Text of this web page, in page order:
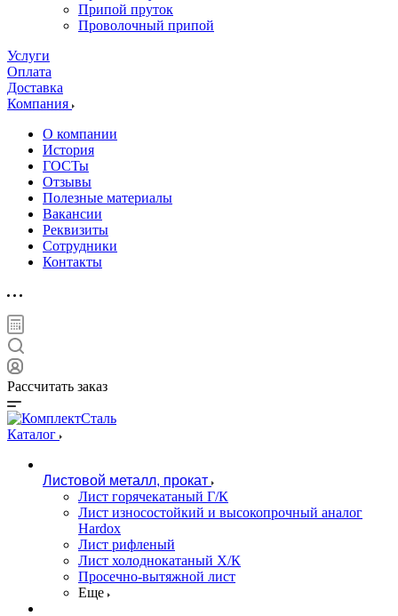
Припой пруток
Проволочный припой
Услуги
Оплата
Доставка
Компания
О компании
История
ГОСТы
Отзывы
Полезные материалы
Вакансии
Реквизиты
Сотрудники
Контакты
Рассчитать заказ
Каталог
Листовой металл, прокат
Лист горячекатаный Г/К
Лист износостойкий и высокопрочный аналог
Hardox
Лист рифленый
Лист холоднокатаный Х/К
Просечно-вытяжной лист
Еще